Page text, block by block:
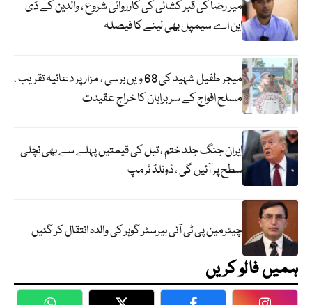
میر رضا کی قبر کشائی کی کارروائی شروع ، والدین کے ڈی
این اے سیمپل بھی لینے کا فیصلہ
میجر طفیل شہید کی 68 ویں برسی ، مزار پر دعائیہ تقریب ،
مسلح افواج کے سربراہان کا خراج عقیدت
ایران جنگ جلد ختم ، تیل کی قیمتیں پہلے سے بھی نچلی
سطح پر آئیں گی ، ڈونلڈ ٹرمپ
چیئرمین پی ٹی آئی بیرسٹر گوہر کی والدہ انتقال کر گئیں
ہمیں فالو کریں